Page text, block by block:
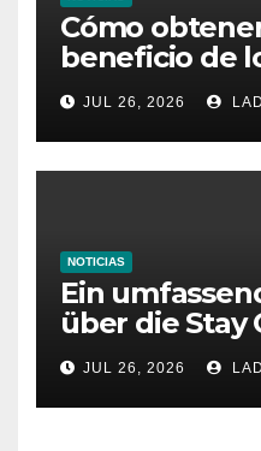
Cómo
beneficio de
bonus codes
JUL 26, 2026
NOTICIAS
Ein
über die Stay
JUL 26, 2026